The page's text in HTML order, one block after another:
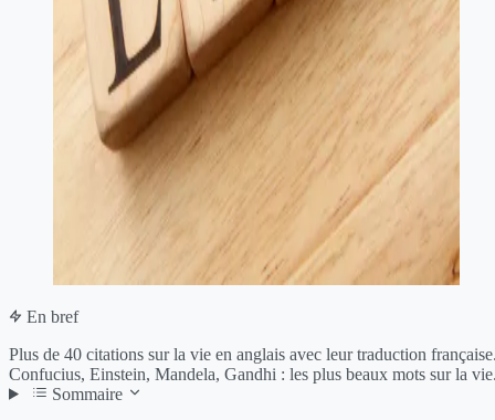
En bref
Plus de 40 citations sur la vie en anglais avec leur traduction
Confucius, Einstein, Mandela, Gandhi : les plus beaux mots sur la
Sommaire